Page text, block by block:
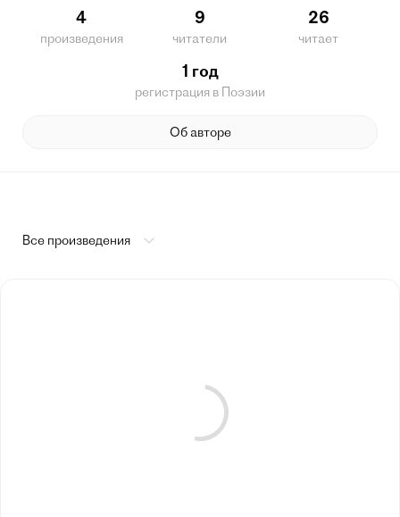
4
произведения
9
читатели
26
читает
1 год
регистрация в Поэзии
Об авторе
Все произведения